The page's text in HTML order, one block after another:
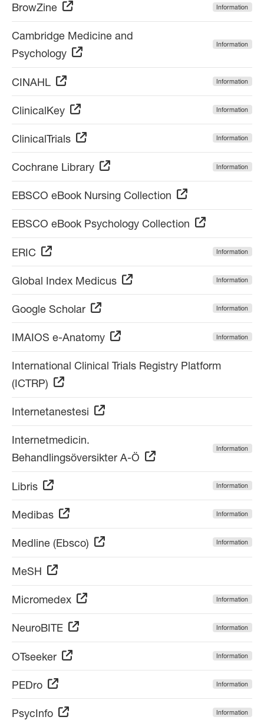
BrowZine Information
Cambridge Medicine and
Psychology
Information
CINAHL Information
ClinicalKey Information
ClinicalTrials Information
Cochrane Library Information
EBSCO eBook Nursing Collection
EBSCO eBook Psychology Collection
ERIC Information
Global Index Medicus Information
Google Scholar Information
IMAIOS e-Anatomy Information
International Clinical Trials Registry Platform
(ICTRP)
Internetanestesi
Internetmedicin.
Behandlingsöversikter A-Ö
Information
Libris Information
Medibas Information
Medline (Ebsco) Information
MeSH
Micromedex Information
NeuroBITE Information
OTseeker Information
PEDro Information
PsycInfo Information